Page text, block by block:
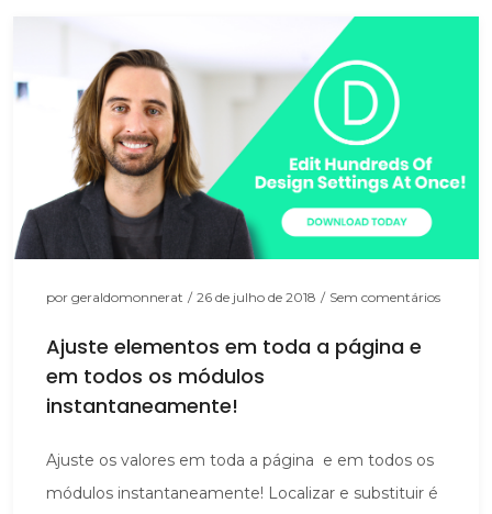
por geraldomonnerat / 26 de julho de 2018 / Sem comentários
Ajuste elementos em toda a página e
em todos os módulos
instantaneamente!
Ajuste os valores em toda a página e em todos os
módulos instantaneamente! Localizar e substituir é